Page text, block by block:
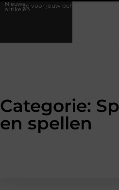
Nieuwe
artikelen
voor jouw behoeften
Categorie:
en spellen